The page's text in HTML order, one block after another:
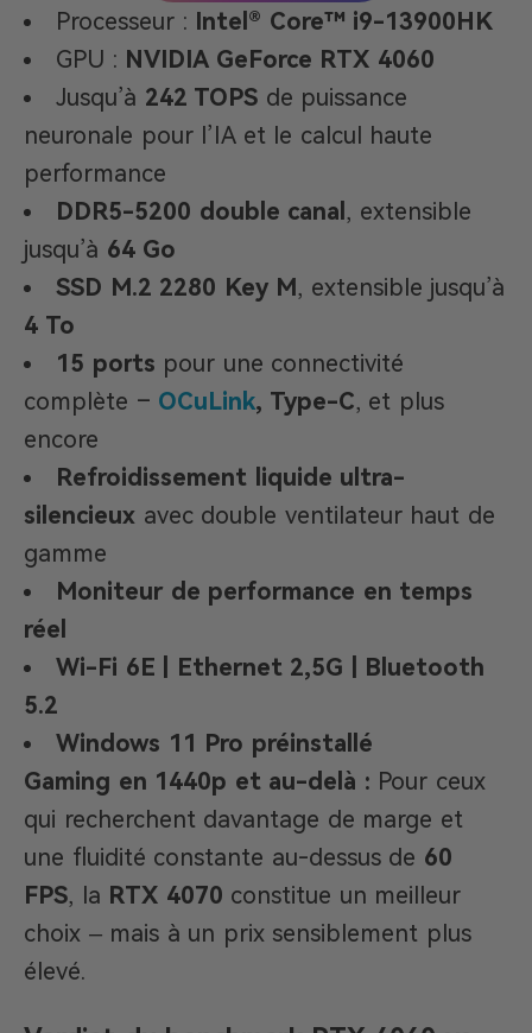
Processeur : Intel® Core™ i9-13900HK
GPU : NVIDIA GeForce RTX 4060
Jusqu’à 242 TOPS de puissance
neuronale pour l’IA et le calcul haute
performance
DDR5-5200 double canal , extensible
jusqu’à 64 Go
SSD M.2 2280 Key M, extensible jusqu’à
4 To
15 ports pour une connectivité
complète – OCuLink, Type-C, et plus
encore
Refroidissement liquide ultra-
silencieux avec double ventilateur haut de
gamme
Moniteur de performance en temps
réel
Wi-Fi 6E | Ethernet 2,5G | Bluetooth
5.2
Windows 11 Pro préinstallé
Gaming en 1440p et au-delà : Pour ceux
qui recherchent davantage de marge et
une fluidité constante au-dessus de 60
FPS, la RTX 4070 constitue un meilleur
choix – mais à un prix sensiblement plus
élevé.